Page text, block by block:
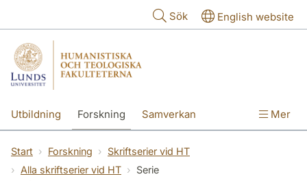
Sök English website
Utbildning Forskning Samverkan Mer
Start Forskning
Skriftserier vid HT
Alla skriftserier vid HT
Serie